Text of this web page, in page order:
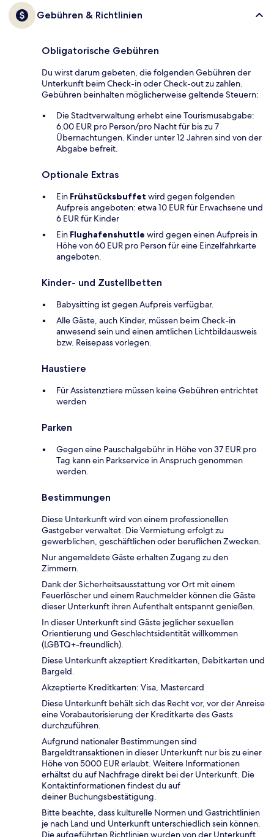
Gebühren & Richtlinien
Obligatorische Gebühren
Du wirst darum gebeten, die folgenden Gebühren der
Unterkunft beim Check-in oder Check-out zu zahlen.
Gebühren beinhalten möglicherweise geltende Steuern:
Die Stadtverwaltung erhebt eine Tourismusabgabe:
6.00 EUR pro Person/pro Nacht für bis zu 7
Übernachtungen. Kinder unter 12 Jahren sind von der
Abgabe befreit.
Optionale Extras
Ein Frühstücksbuffet wird gegen folgenden
Aufpreis angeboten: etwa 10 EUR für Erwachsene und
6 EUR für Kinder
Ein Flughafenshuttle wird gegen einen Aufpreis in
Höhe von 60 EUR pro Person für eine Einzelfahrkarte
angeboten.
Kinder- und Zustellbetten
Babysitting ist gegen Aufpreis verfügbar.
Alle Gäste, auch Kinder, müssen beim Check-in
anwesend sein und einen amtlichen Lichtbildausweis
bzw. Reisepass vorlegen.
Haustiere
Für Assistenztiere müssen keine Gebühren entrichtet
werden
Parken
Gegen eine Pauschalgebühr in Höhe von 37 EUR pro
Tag kann ein Parkservice in Anspruch genommen
werden.
Bestimmungen
Diese Unterkunft wird von einem professionellen
Gastgeber verwaltet. Die Vermietung erfolgt zu
gewerblichen, geschäftlichen oder beruflichen Zwecken.
Nur angemeldete Gäste erhalten Zugang zu den
Zimmern.
Dank der Sicherheitsausstattung vor Ort mit einem
Feuerlöscher und einem Rauchmelder können die Gäste
dieser Unterkunft ihren Aufenthalt entspannt genießen.
In dieser Unterkunft sind Gäste jeglicher sexuellen
Orientierung und Geschlechtsidentität willkommen
(LGBTQ+-freundlich).
Diese Unterkunft akzeptiert Kreditkarten, Debitkarten und
Bargeld.
Akzeptierte Kreditkarten: Visa, Mastercard
Diese Unterkunft behält sich das Recht vor, vor der Anreise
eine Vorabautorisierung der Kreditkarte des Gasts
durchzuführen.
Aufgrund nationaler Bestimmungen sind
Bargeldtransaktionen in dieser Unterkunft nur bis zu einer
Höhe von 5000 EUR erlaubt. Weitere Informationen
erhältst du auf Nachfrage direkt bei der Unterkunft. Die
Kontaktinformationen findest du auf
deiner Buchungsbestätigung.
Bitte beachte, dass kulturelle Normen und Gastrichtlinien
je nach Land und Unterkunft unterschiedlich sein können.
Die aufgeführten Richtlinien wurden von der Unterkunft